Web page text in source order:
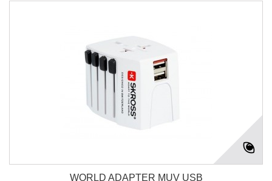
WORLD ADAPTER MUV USB